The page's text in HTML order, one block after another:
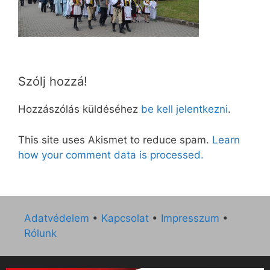
Szólj hozzá!
Hozzászólás küldéséhez be kell jelentkezni.
This site uses Akismet to reduce spam. Learn
how your comment data is processed.
Adatvédelem • Kapcsolat • Impresszum •
Rólunk